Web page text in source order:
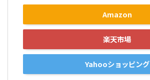
Amazon
楽天市場
Yahooショッピング